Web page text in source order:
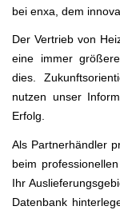
bei enxa, dem
Der Vertrieb von
eine immer
dies.
nutzen unser
Erfolg.
Als Partnerhändler
beim
Ihr
Datenbank